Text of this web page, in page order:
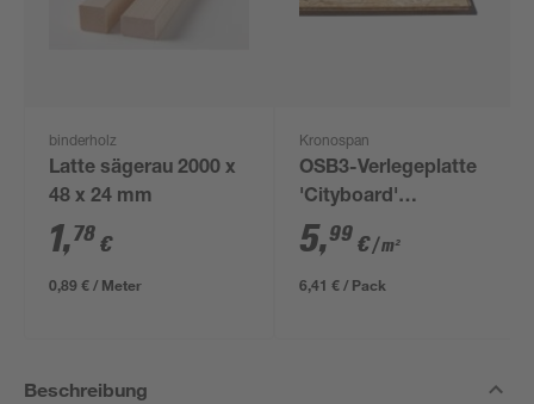
binderholz
Latte sägerau 2000 x
48 x 24 mm
1,78 €
0,89 € / Meter
Kronospan
OSB3-Verlegeplatte
'Cityboard'
ungeschliffen 1690 x
634 x 12 mm
5,99 €/ m²
6,41 € / Pack
Beschreibung